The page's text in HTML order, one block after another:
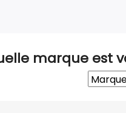
marque est